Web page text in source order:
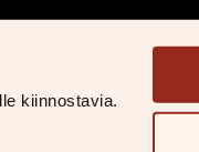
kiinnostavia.
Instagram
LinkedIn
Läromedel